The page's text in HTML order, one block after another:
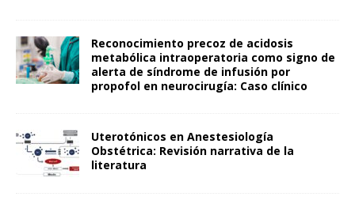
Reconocimiento precoz de acidosis
metabólica intraoperatoria como signo de
alerta de síndrome de infusión por
propofol en neurocirugía: Caso clínico
Uterotónicos en Anestesiología
Obstétrica: Revisión narrativa de la
literatura